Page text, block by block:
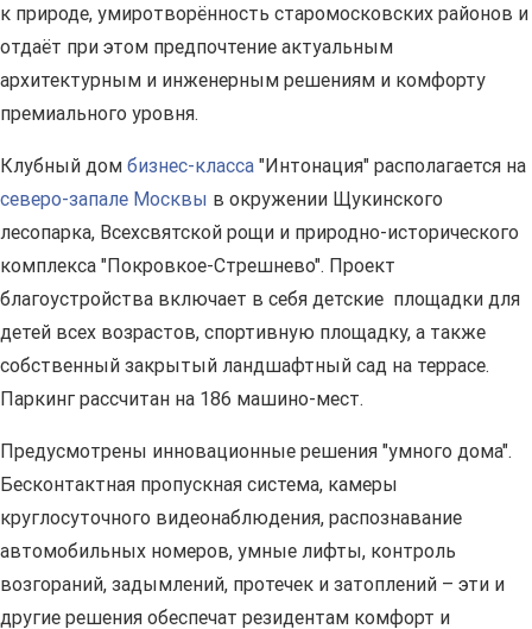
к природе, умиротворённость старомосковских районов и
отдаёт при этом предпочтение актуальным
архитектурным и инженерным решениям и комфорту
премиального уровня.
Клубный дом бизнес-класса "Интонация" располагается на
северо-запале Москвы в окружении Щукинского
лесопарка, Всехсвятской рощи и природно-исторического
комплекса "Покровкое-Стрешнево". Проект
благоустройства включает в себя детские площадки для
детей всех возрастов, спортивную площадку, а также
собственный закрытый ландшафтный сад на террасе.
Паркинг рассчитан на 186 машино-мест.
Предусмотрены инновационные решения "умного дома".
Бесконтактная пропускная система, камеры
круглосуточного видеонаблюдения, распознавание
автомобильных номеров, умные лифты, контроль
возгораний, задымлений, протечек и затоплений – эти и
другие решения обеспечат резидентам комфорт и